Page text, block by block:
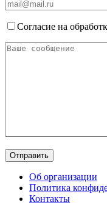
Согласие на
Об организации
Политика
Контакты